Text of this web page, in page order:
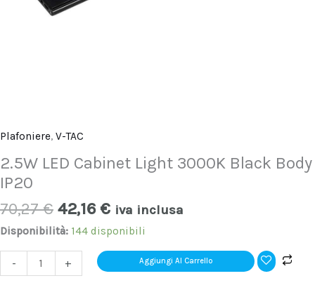
Plafoniere, V-TAC
2.5W LED Cabinet Light 3000K Black Body
IP20
70,27€ 42,16 € iva inclusa
Disponibilità: 144 disponibili
- + Aggiungi Al Carrello